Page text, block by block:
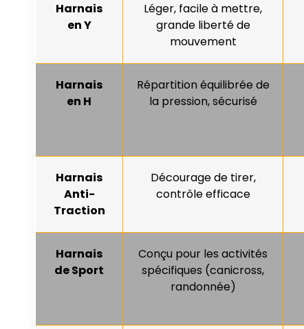
Harnais
en Y
Léger, facile à mettre,
grande liberté de
mouvement
Harnais
en H
Répartition équilibrée de
la pression, sécurisé
Harnais
Anti-
Traction
Décourage de tirer,
contrôle efficace
Harnais
de Sport
Conçu pour les activités
spécifiques (canicross,
randonnée)